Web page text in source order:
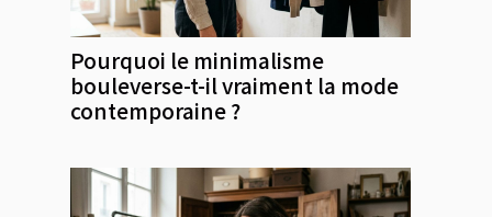
Pourquoi le minimalisme
bouleverse-t-il vraiment la mode
contemporaine ?